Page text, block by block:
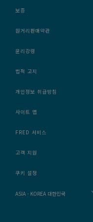
보증
원거리판매약관
윤리강령
법적 고지
개인정보 취급방침
사이트 맵
FRED 서비스
고객 지원
쿠키 설정
ASIA - KOREA 대한민국